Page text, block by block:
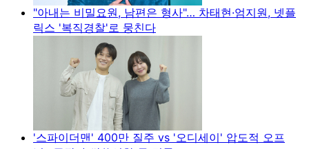
"아내는 비밀요원, 남편은 형사"… 차태현·엄지원, 넷플
릭스 '복직경찰'로 뭉친다
'스파이더맨' 400만 질주 vs '오디세이' 압도적 오프